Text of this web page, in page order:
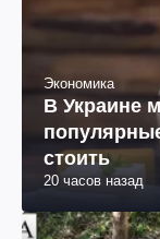
Экономика
В Украине
стоить
20 часов назад